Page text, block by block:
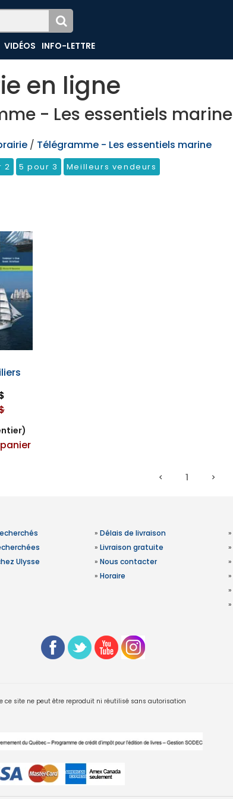
VIDÉOS INFO-LETTRE
en ligne
- Les essentiels marine
/ Télégramme - Les essentiels marine
2 5 pour 3 Meilleurs vendeurs
1
Ulysse
» Délais de livraison
» Livraison gratuite
» Nous contacter
» Horaire
»
»
»
»
»
»
ce site ne peut être reproduit ni réutilisé sans autorisation